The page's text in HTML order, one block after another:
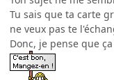
Tu sais que ta carte
ne veux pas te
Donc, je pense que